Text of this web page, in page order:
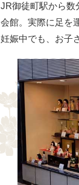
JR御徒町駅から数
会館。実際に足を
妊娠中でも、お子